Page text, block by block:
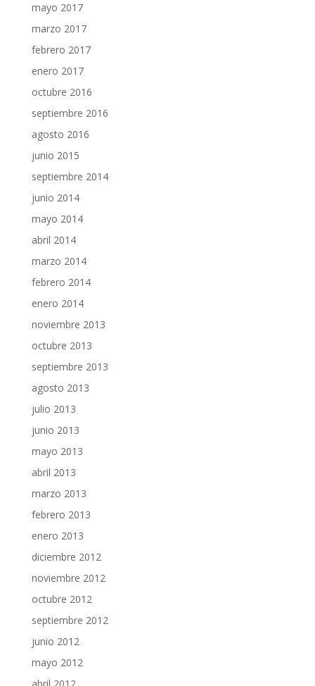
mayo 2017
marzo 2017
febrero 2017
enero 2017
octubre 2016
septiembre 2016
agosto 2016
junio 2015
septiembre 2014
junio 2014
mayo 2014
abril 2014
marzo 2014
febrero 2014
enero 2014
noviembre 2013
octubre 2013
septiembre 2013
agosto 2013
julio 2013
junio 2013
mayo 2013
abril 2013
marzo 2013
febrero 2013
enero 2013
diciembre 2012
noviembre 2012
octubre 2012
septiembre 2012
junio 2012
mayo 2012